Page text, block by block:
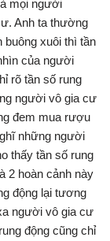
mọi người
Anh ta thường
xuôi thì tần
của người
rõ tần số rung
người vô gia cư
đem mua rượu
những người
thấy tần số rung
2 hoàn cảnh này
động lại tương
người vô gia cư
động cũng chỉ